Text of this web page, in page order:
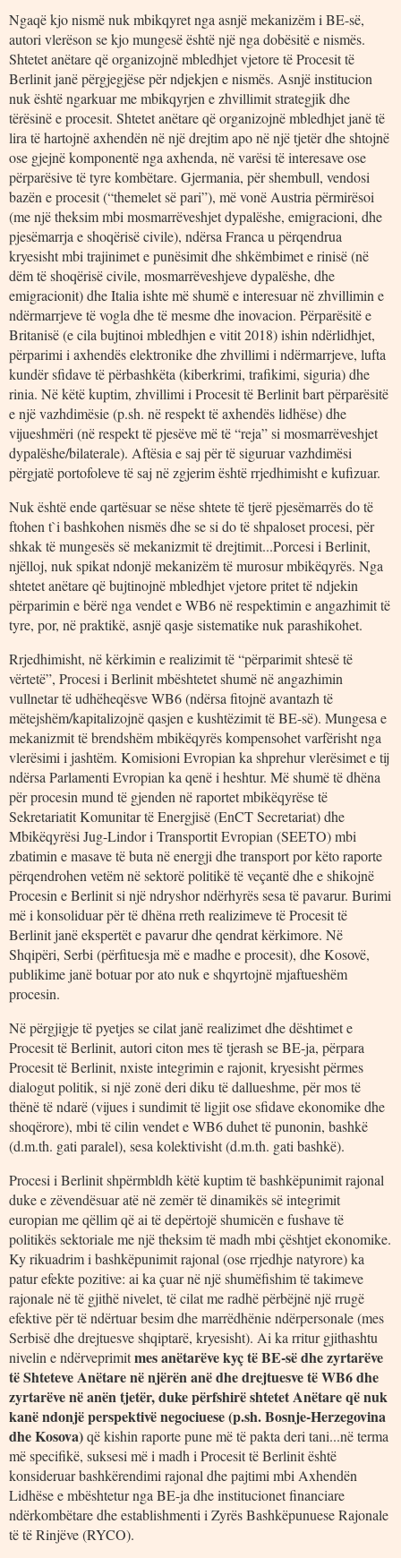
Ngaqë kjo nismë nuk mbikqyret nga asnjë mekanizëm i BE-së,
autori vlerëson se kjo mungesë është një nga dobësitë e nismës.
Shtetet anëtare që organizojnë mbledhjet vjetore të Procesit të
Berlinit janë përgjegjëse për ndjekjen e nismës. Asnjë institucion
nuk është ngarkuar me mbikqyrjen e zhvillimit strategjik dhe
tërësinë e procesit. Shtetet anëtare që organizojnë mbledhjet janë të
lira të hartojnë axhendën në një drejtim apo në një tjetër dhe shtojnë
ose gjejnë komponentë nga axhenda, në varësi të interesave ose
përparësive të tyre kombëtare. Gjermania, për shembull, vendosi
bazën e procesit (“themelet së pari”), më vonë Austria përmirësoi
(me një theksim mbi mosmarrëveshjet dypalëshe, emigracioni, dhe
pjesëmarrja e shoqërisë civile), ndërsa Franca u përqendrua
kryesisht mbi trajinimet e punësimit dhe shkëmbimet e rinisë (në
dëm të shoqërisë civile, mosmarrëveshjeve dypalëshe, dhe
emigracionit) dhe Italia ishte më shumë e interesuar në zhvillimin e
ndërmarrjeve të vogla dhe të mesme dhe inovacion. Përparësitë e
Britanisë (e cila bujtinoi mbledhjen e vitit 2018) ishin ndërlidhjet,
përparimi i axhendës elektronike dhe zhvillimi i ndërmarrjeve, lufta
kundër sfidave të përbashkëta (kiberkrimi, trafikimi, siguria) dhe
rinia. Në këtë kuptim, zhvillimi i Procesit të Berlinit bart përparësitë
e një vazhdimësie (p.sh. në respekt të axhendës lidhëse) dhe
vijueshmëri (në respekt të pjesëve më të “reja” si mosmarrëveshjet
dypalëshe/bilaterale). Aftësia e saj për të siguruar vazhdimësi
përgjatë portofoleve të saj në zgjerim është rrjedhimisht e kufizuar.
Nuk është ende qartësuar se nëse shtete të tjerë pjesëmarrës do të
ftohen t`i bashkohen nismës dhe se si do të shpaloset procesi, për
shkak të mungesës së mekanizmit të drejtimit...Porcesi i Berlinit,
njëlloj, nuk spikat ndonjë mekanizëm të murosur mbikëqyrës. Nga
shtetet anëtare që bujtinojnë mbledhjet vjetore pritet të ndjekin
përparimin e bërë nga vendet e WB6 në respektimin e angazhimit të
tyre, por, në praktikë, asnjë qasje sistematike nuk parashikohet.
Rrjedhimisht, në kërkimin e realizimit të “përparimit shtesë të
vërtetë”, Procesi i Berlinit mbështetet shumë në angazhimin
vullnetar të udhëheqësve WB6 (ndërsa fitojnë avantazh të
mëtejshëm/kapitalizojnë qasjen e kushtëzimit të BE-së). Mungesa e
mekanizmit të brendshëm mbikëqyrës kompensohet varfërisht nga
vlerësimi i jashtëm. Komisioni Evropian ka shprehur vlerësimet e tij
ndërsa Parlamenti Evropian ka qenë i heshtur. Më shumë të dhëna
për procesin mund të gjenden në raportet mbikëqyrëse të
Sekretariatit Komunitar të Energjisë (EnCT Secretariat) dhe
Mbikëqyrësi Jug-Lindor i Transportit Evropian (SEETO) mbi
zbatimin e masave të buta në energji dhe transport por këto raporte
përqendrohen vetëm në sektorë politikë të veçantë dhe e shikojnë
Procesin e Berlinit si një ndryshor ndërhyrës sesa të pavarur. Burimi
më i konsoliduar për të dhëna rreth realizimeve të Procesit të
Berlinit janë ekspertët e pavarur dhe qendrat kërkimore. Në
Shqipëri, Serbi (përfituesja më e madhe e procesit), dhe Kosovë,
publikime janë botuar por ato nuk e shqyrtojnë mjaftueshëm
procesin.
Në përgjigje të pyetjes se cilat janë realizimet dhe dështimet e
Procesit të Berlinit, autori citon mes të tjerash se BE-ja, përpara
Procesit të Berlinit, nxiste integrimin e rajonit, kryesisht përmes
dialogut politik, si një zonë deri diku të dallueshme, për mos të
thënë të ndarë (vijues i sundimit të ligjit ose sfidave ekonomike dhe
shoqërore), mbi të cilin vendet e WB6 duhet të punonin, bashkë
(d.m.th. gati paralel), sesa kolektivisht (d.m.th. gati bashkë).
Procesi i Berlinit shpërmbldh këtë kuptim të bashkëpunimit rajonal
duke e zëvendësuar atë në zemër të dinamikës së integrimit
europian me qëllim që ai të depërtojë shumicën e fushave të
politikës sektoriale me një theksim të madh mbi çështjet ekonomike.
Ky rikuadrim i bashkëpunimit rajonal (ose rrjedhje natyrore) ka
patur efekte pozitive: ai ka çuar në një shumëfishim të takimeve
rajonale në të gjithë nivelet, të cilat me radhë përbëjnë një rrugë
efektive për të ndërtuar besim dhe marrëdhënie ndërpersonale (mes
Serbisë dhe drejtuesve shqiptarë, kryesisht). Ai ka rritur gjithashtu
nivelin e ndërveprimitmes anëtarëve kyç të BE-së dhe zyrtarëve
të Shteteve Anëtare në njërën anë dhe drejtuesve të WB6 dhe
zyrtarëve në anën tjetër, duke përfshirë shtetet Anëtare që nuk
kanë ndonjë perspektivë negociuese (p.sh. Bosnje-Herzegovina
dhe Kosova)që kishin raporte pune më të pakta deri tani...në terma
më specifikë, suksesi më i madh i Procesit të Berlinit është
konsideruar bashkërendimi rajonal dhe pajtimi mbi Axhendën
Lidhëse e mbështetur nga BE-ja dhe institucionet financiare
ndërkombëtare dhe establishmenti i Zyrës Bashkëpunuese Rajonale
të të Rinjëve (RYCO).